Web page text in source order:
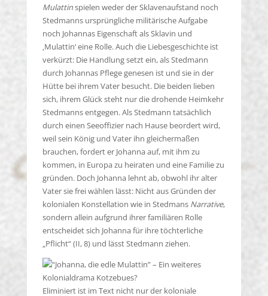
Mulattinspielen weder der Sklavenaufstand noch
Stedmanns ursprüngliche militärische Aufgabe
noch Johannas Eigenschaft als Sklavin und
‚Mulattin‘ eine Rolle. Auch die Liebesgeschichte ist
verkürzt: Die Handlung setzt ein, als Stedmann
durch Johannas Pflege genesen ist und sie in der
Hütte bei ihrem Vater besucht. Die beiden lieben
sich, ihrem Glück steht nur die drohende Heimkehr
Stedmanns entgegen. Als Stedmann tatsächlich
durch einen Seeoffizier nach Hause beordert wird,
weil sein König und Vater ihn gleichermaßen
brauchen, fordert er Johanna auf, mit ihm zu
kommen, in Europa zu heiraten und eine Familie zu
gründen. Doch Johanna lehnt ab, obwohl ihr alter
Vater sie frei wählen lässt: Nicht aus Gründen der
kolonialen Konstellation wie in Stedmans Narrative,
sondern allein aufgrund ihrer familiären Rolle
entscheidet sich Johanna für ihre töchterliche
„Pflicht“ (II, 8) und lässt Stedmann ziehen.
Eliminiert ist im Text nicht nur der koloniale